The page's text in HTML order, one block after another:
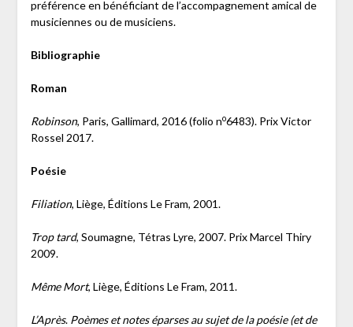
préférence en bénéficiant de l’accompagnement amical de
musiciennes ou de musiciens.
Bibliographie
Roman
Robinson, Paris, Gallimard, 2016 (folio no6483). Prix Victor
Rossel 2017.
Poésie
Filiation, Liège, Éditions Le Fram, 2001.
Trop tard, Soumagne, Tétras Lyre, 2007. Prix Marcel Thiry
2009.
Même Mort, Liège, Éditions Le Fram, 2011.
L’Après. Poèmes et notes éparses au sujet de la poésie (et de